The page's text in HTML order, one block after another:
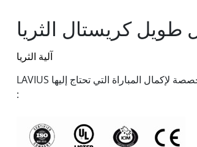
كريستال الثريا
آلية الثريا
LAVIUS يمكن أن توفر لك مجموعة متنوعة من خيارات مخصصة لإكمال المباراة التي تحتاج إليها
: